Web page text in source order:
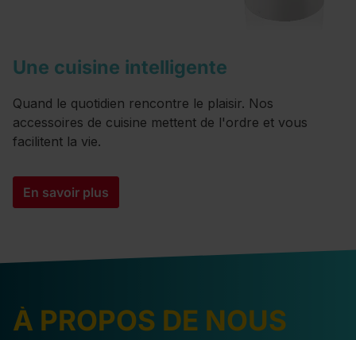
Une cuisine intelligente
Quand le quotidien rencontre le plaisir. Nos
accessoires de cuisine mettent de l'ordre et vous
facilitent la vie.
En savoir plus
À PROPOS DE NOUS